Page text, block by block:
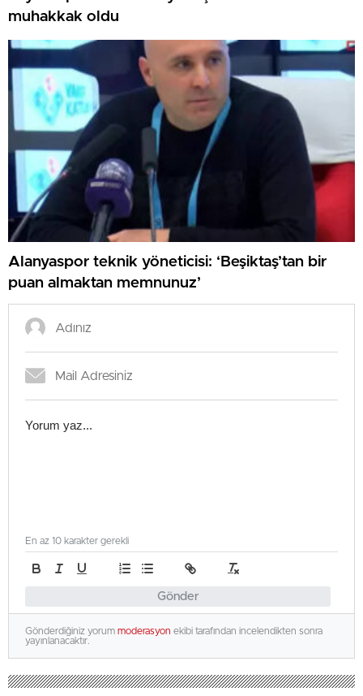
muhakkak oldu
Alanyaspor teknik yöneticisi: ‘Beşiktaş’tan bir
puan almaktan memnunuz’
Gönder
En az 10 karakter gerekli
Gönderdiğiniz yorum moderasyon ekibi tarafından incelendikten sonra
yayınlanacaktır.